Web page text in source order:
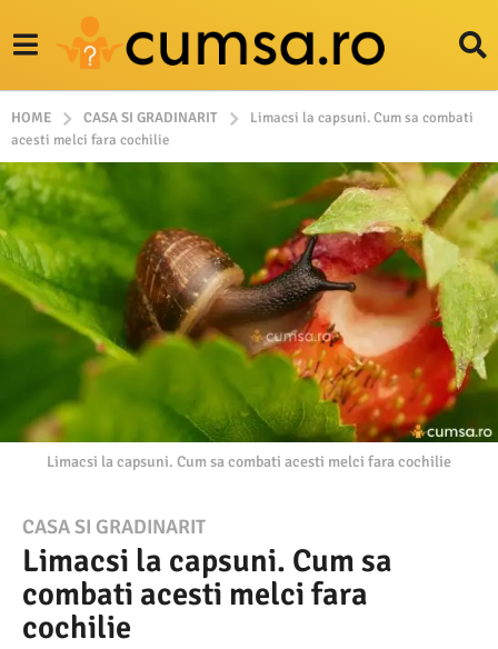
HOME CASA SI GRADINARIT
Limacsi la capsuni. Cum sa combati
acesti melci fara cochilie
Limacsi la capsuni. Cum sa combati acesti melci fara cochilie
1
2
.
0
CASA SI GRADINARIT
Limacsi la capsuni. Cum sa
combati acesti melci fara
cochilie